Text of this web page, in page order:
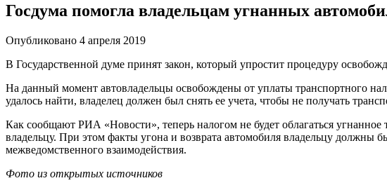
Госдума помогла владельцам угнанных
Опубликовано 4 апреля 2019
В Государственной думе принят закон, который упростит процедуру
На данный момент автовладельцы освобождены от уплаты транспортного
удалось найти, владелец должен был снять ее учета, чтобы не получать
Как сообщают РИА «Новости», теперь налогом не будет облагаться угнанное
владельцу. При этом факты угона и возврата автомобиля владельцу
межведомственного взаимодействия.
Фото из открытых источников